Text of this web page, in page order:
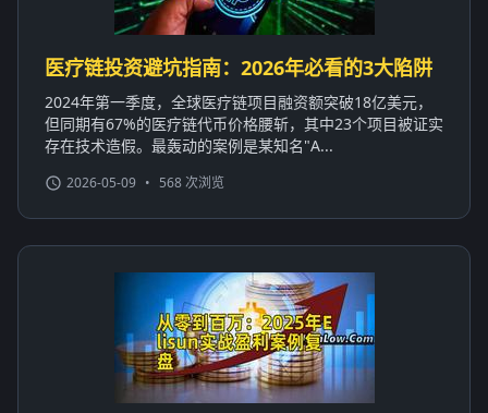
医疗链投资避坑指南：2026年必看的3大陷阱
2024年第一季度，全球医疗链项目融资额突破18亿美元，
但同期有67%的医疗链代币价格腰斩，其中23个项目被证实
存在技术造假。最轰动的案例是某知名"A...
2026-05-09 • 568 次浏览